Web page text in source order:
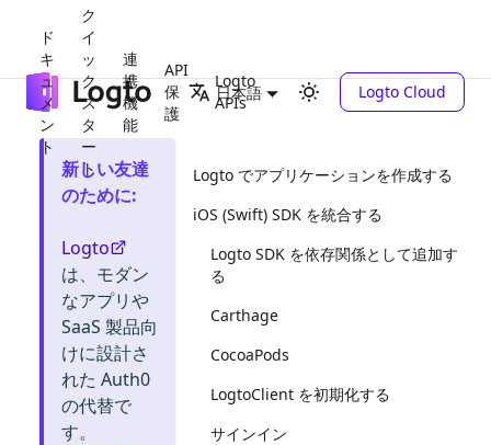
ド
キ
ュ
メ
ン
ト
ク
イ
ッ
ク
ス
タ
ー
ト
連
携
機
能
API
保
護
Logto
APIs
日本語 Logto Cloud
新しい友達
のために:
Logto
は、モダン
なアプリや
SaaS 製品向
けに設計さ
れた Auth0
の代替で
す。
Logto でアプリケーションを作成する
iOS (Swift) SDK を統合する
Logto SDK を依存関係として追加す
る
Carthage
CocoaPods
LogtoClient を初期化する
サインイン